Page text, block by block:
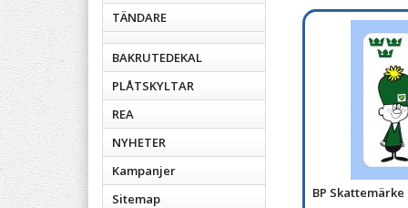
TÄNDARE
BAKRUTEDEKAL
PLÅTSKYLTAR
REA
NYHETER
Kampanjer
Sitemap
BP Skattemärke